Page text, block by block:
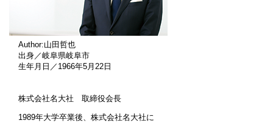
Author:山田哲也
出身／岐阜県岐阜市
生年月日／1966年5月22日
株式会社名大社 取締役会長
1989年大学卒業後、株式会社名大社に